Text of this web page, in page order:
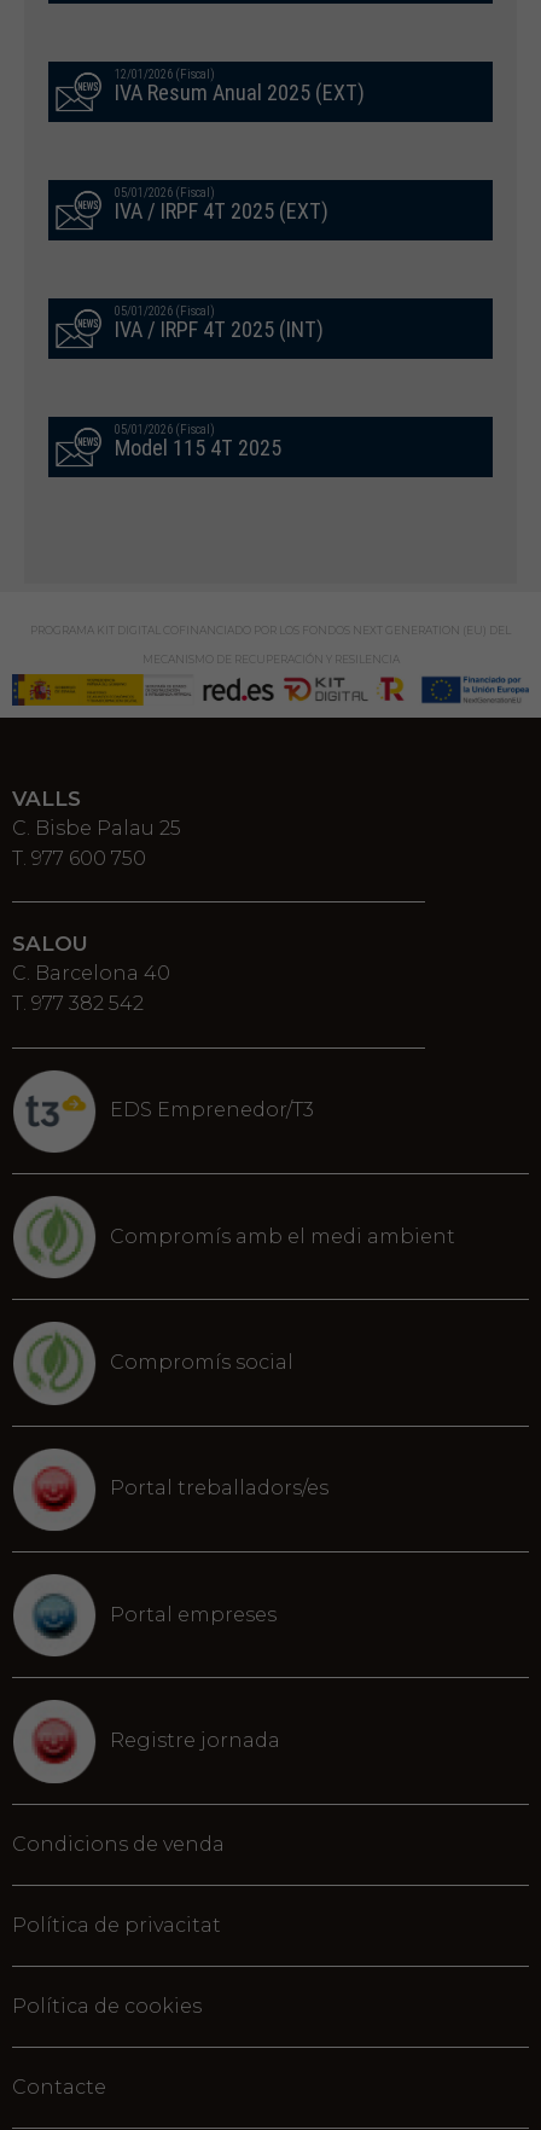
12/01/2026 (Fiscal)
IVA Resum Anual 2025 (EXT)
05/01/2026 (Fiscal)
IVA / IRPF 4T 2025 (EXT)
05/01/2026 (Fiscal)
IVA / IRPF 4T 2025 (INT)
05/01/2026 (Fiscal)
Model 115 4T 2025
PROGRAMA KIT DIGITAL COFINANCIADO POR LOS FONDOS NEXT GENERATION (EU) DEL
MECANISMO DE RECUPERACIÓN Y RESILENCIA
VALLS
C. Bisbe Palau 25
T. 977 600 750
SALOU
C. Barcelona 40
T. 977 382 542
EDS Emprenedor/T3
Compromís amb el medi ambient
Compromís social
Portal treballadors/es
Portal empreses
Registre jornada
Condicions de venda
Política de privacitat
Política de cookies
Contacte